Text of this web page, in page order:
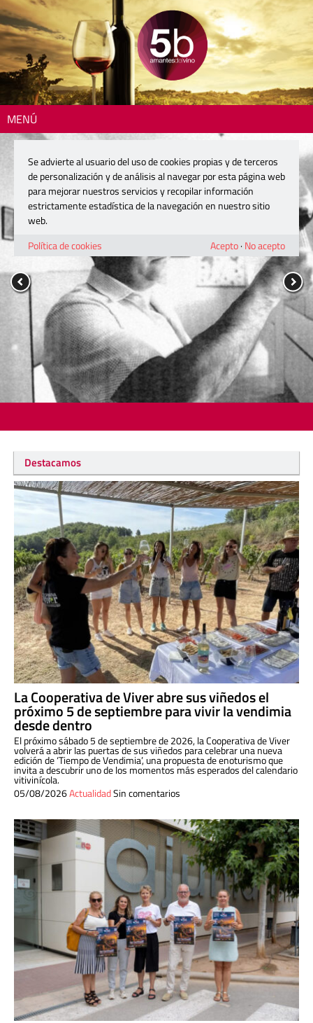
MENÚ
Destacamos
La Cooperativa de Viver abre sus viñedos el
próximo 5 de septiembre para vivir la vendimia
desde dentro
El próximo sábado 5 de septiembre de 2026, la Cooperativa de Viver
volverá a abrir las puertas de sus viñedos para celebrar una nueva
edición de ‘Tiempo de Vendimia’, una propuesta de enoturismo que
invita a descubrir uno de los momentos más esperados del calendario
vitivinícola.
05/08/2026ActualidadSin comentarios
Se advierte al usuario del uso de cookies propias y de terceros
de personalización y de análisis al navegar por esta página web
para mejorar nuestros servicios y recopilar información
estrictamente estadística de la navegación en nuestro sitio
web.
Política de cookies
Acepto· No acepto